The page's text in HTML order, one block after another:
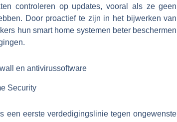
controleren op updates, vooral als ze geen
Door proactief te zijn in het bijwerken van
hun smart home systemen beter beschermen
en antivirussoftware
een eerste verdedigingslinie tegen ongewenste